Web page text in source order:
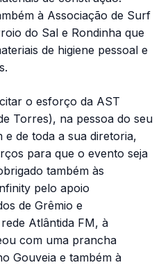
à Associação de Surf
do Sal e Rondinha que
de higiene pessoal e
o esforço da AST
Torres), na pessoa do seu
e de toda a sua diretoria,
para que o evento seja
também às
pelo apoio
de Grêmio e
Atlântida FM, à
com uma prancha
Gouveia e também à